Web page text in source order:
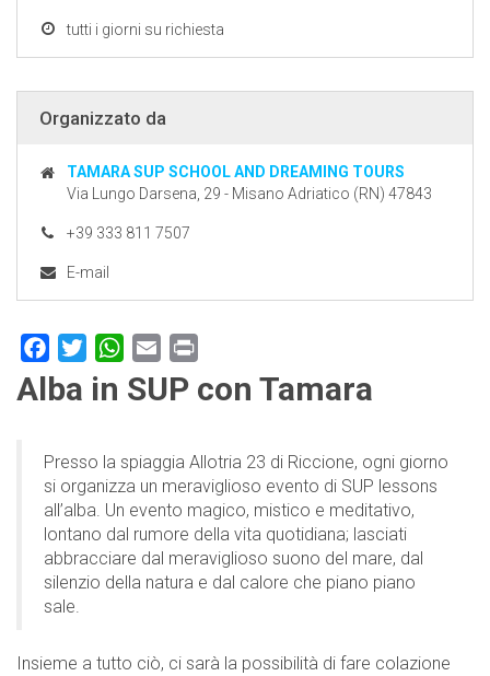
tutti i giorni su richiesta
Organizzato da
TAMARA SUP SCHOOL AND DREAMING TOURS
Via Lungo Darsena, 29 - Misano Adriatico (RN) 47843
+39 333 811 7507
E-mail
FacebookTwitterWhatsApp
Email
Alba in SUP con Tamara
Presso la spiaggia Allotria 23 di Riccione, ogni giorno
si organizza un meraviglioso evento di SUP lessons
all’alba. Un evento magico, mistico e meditativo,
lontano dal rumore della vita quotidiana; lasciati
abbracciare dal meraviglioso suono del mare, dal
silenzio della natura e dal calore che piano piano
sale.
Insieme a tutto ciò, ci sarà la possibilità di fare colazione